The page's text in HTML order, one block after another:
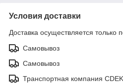
Условия доставки
Доставка осуществляется только
Самовывоз
Самовывоз
Транспортная компания